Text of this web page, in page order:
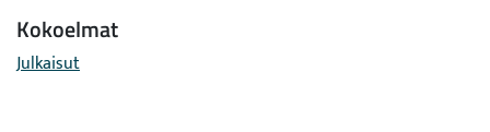
Kokoelmat
Julkaisut